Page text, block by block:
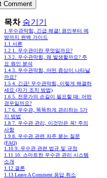
목차 숨기기
1 우수관막힘, 긴급 해결! 원인부터 예
방까지 완벽 가이드
1.1 서론
1.2 1. 우수관이란 무엇일까요?
1.3 2. 우수관막힘, 왜 발생할까요? 주
요 원인 분석
1.4 3. 우수관막힘, 어떤 증상이 나타날
까요?
1.5 4. 긴급! 우수관막힘, 이렇게 해결하
세요 (자가 조치 방법)
1.6 5. 전문가의 손길이 필요할 때: 어떤
경우일까요?
1.7 6. 우수관, 똑똑하게 관리하는 5가
지 방법
1.8 7. 우수관 관리, 이것만은 꼭! 주의
사항
1.9 8. 우수관 관련 자주 묻는 질문
(FAQ)
1.10 9. 우수관 관련 법규 및 규정
1.11 10. 스마트한 우수관 관리 시스템
소개
1.12 결론
1.13 Leave A Comment 응답 취소